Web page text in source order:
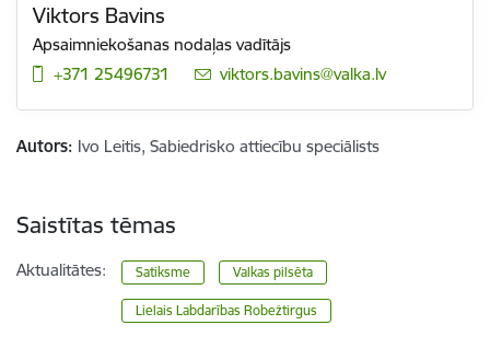
Viktors Bavins
Apsaimniekošanas nodaļas vadītājs
+371 25496731
E-pasts:
viktors.bavins@valka.lv
Autors: Ivo Leitis, Sabiedrisko attiecību speciālists
Saistītas tēmas
Aktualitātes: Satiksme Valkas pilsēta
Lielais Labdarības Robežtirgus